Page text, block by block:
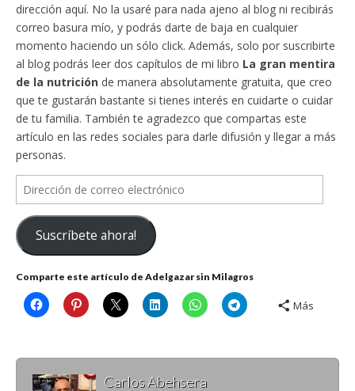
dirección aquí. No la usaré para nada ajeno al blog ni recibirás
correo basura mío, y podrás darte de baja en cualquier
momento haciendo un sólo click. Además, solo por suscribirte
al blog podrás leer dos capítulos de mi libro La gran mentira
de la nutrición de manera absolutamente gratuita, que creo
que te gustarán bastante si tienes interés en cuidarte o cuidar
de tu familia. También te agradezco que compartas este
artículo en las redes sociales para darle difusión y llegar a más
personas.
Dirección
de
correo
electrónico
Suscríbete ahora!
Comparte este artículo de Adelgazar sin Milagros
Más
Carlos Abehsera